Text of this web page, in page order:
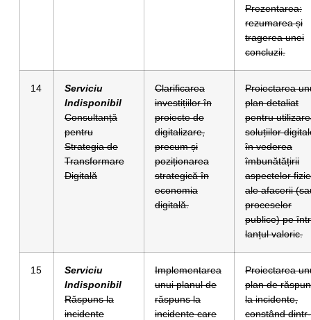
Prezentarea:
rezumarea și
tragerea unei
concluzii.
14
Serviciu
Indisponibil
Consultanță
pentru
Strategia de
Transformare
Digitală
Clarificarea
investițiilor în
proiecte de
digitalizare,
precum și
poziționarea
strategică în
economia
digitală.
Proiectarea
plan detaliat
pentru
soluțiilor
în vederea
îmbunătățirii
aspectelor
ale afacerii
proceselor
publice) pe
lanțul valoric.
15
Serviciu
Indisponibil
Răspuns la
incidente
Implementarea
unui planul de
răspuns la
incidente care
Proiectarea
plan de
la incidente,
constând